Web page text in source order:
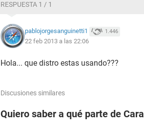
RESPUESTA 1 / 1
pablojorgesanguinetti1 1.446
22 feb 2013 a las 22:06
Hola... que distro estas usando???
Discusiones similares
Quiero saber a qué parte de